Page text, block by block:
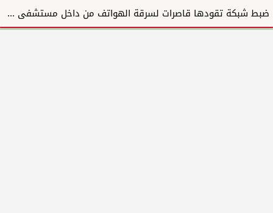
ضبط شبكة تقودها قاصرات لسرقة الهواتف من داخل مستشفى أمبدة